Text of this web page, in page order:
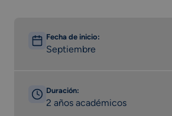
Fecha de inicio:
Septiembre
Duración:
2 años académicos